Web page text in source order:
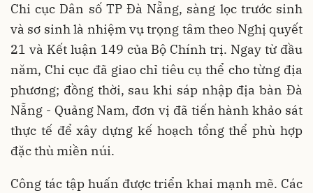
Chi cục Dân số TP Đà Nẵng, sàng lọc trước sinh
và sơ sinh là nhiệm vụ trọng tâm theo Nghị quyết
21 và Kết luận 149 của Bộ Chính trị. Ngay từ đầu
năm, Chi cục đã giao chỉ tiêu cụ thể cho từng địa
phương; đồng thời, sau khi sáp nhập địa bàn Đà
Nẵng - Quảng Nam, đơn vị đã tiến hành khảo sát
thực tế để xây dựng kế hoạch tổng thể phù hợp
đặc thù miền núi.
Công tác tập huấn được triển khai mạnh mẽ. Các